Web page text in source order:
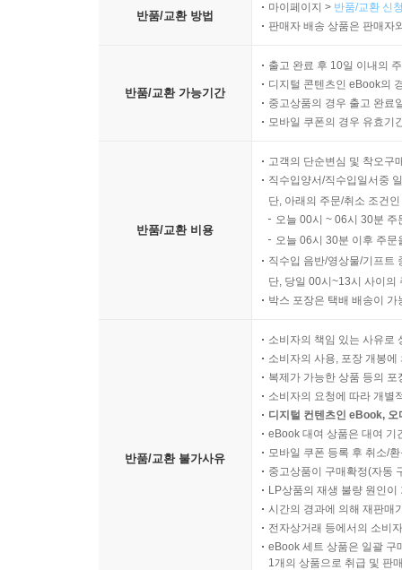
반품/교환 방법
마이페이지 > 반품/교환 신
판매자 배송 상품은 판매자
반품/교환 가능기간
출고 완료 후 10일 이내의
디지털 콘텐츠인 eBook의
중고상품의 경우 출고 완료
모바일 쿠폰의 경우 유효기
반품/교환 비용
고객의 단순변심 및 착오구
직수입양서/직수입일서중
단, 아래의 주문/취소 조건
오늘 00시 ~ 06시 30분
오늘 06시 30분 이후 주
직수입 음반/영상물/기프트
단, 당일 00시~13시 사이의
박스 포장은 택배 배송이
반품/교환 불가사유
소비자의 책임 있는 사유로
소비자의 사용, 포장 개봉
복제가 가능한 상품 등의
소비자의 요청에 따라 개별
디지털 컨텐츠인 eBook,
eBook 대여 상품은 대여 기
모바일 쿠폰 등록 후 취소/
중고상품이 구매확정(자동
LP상품의 재생 불량 원인
시간의 경과에 의해 재판매
전자상거래 등에서의 소비
eBook 세트 상품은 일괄 구
1개의 상품으로 취급 및 판